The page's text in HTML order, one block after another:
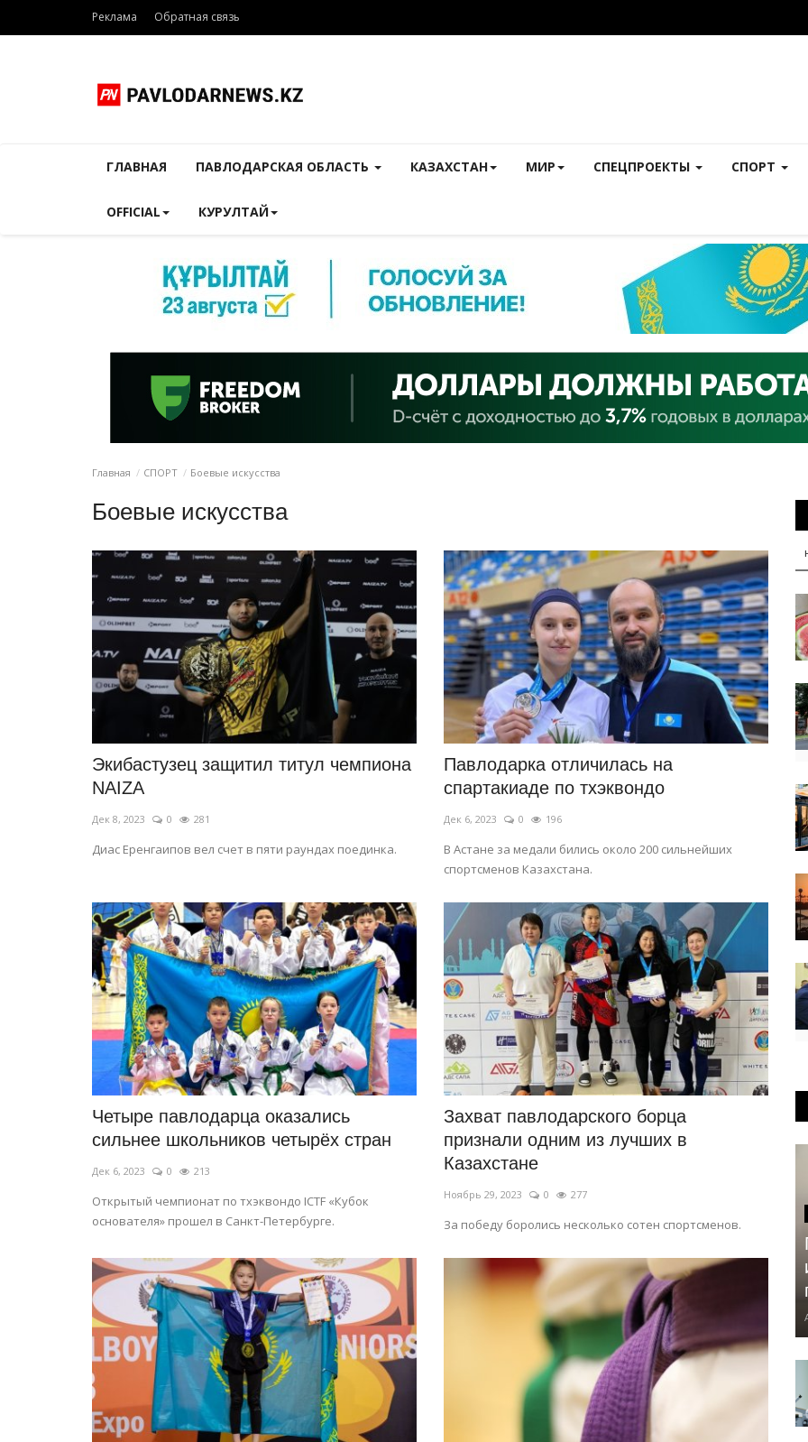
Реклама Обратная связь
ГЛАВНАЯ ПАВЛОДАРСКАЯ ОБЛАСТЬ КАЗАХСТАН МИР СПЕЦПРОЕКТЫ СПОРТ
OFFICIAL КУРУЛТАЙ
Главная СПОРТ Боевые искусства
Боевые искусства
Экибастузец защитил титул чемпиона
NAIZA
Дек 8, 2023 0 281
Диас Еренгаипов вел счет в пяти раундах поединка.
Павлодарка отличилась на
спартакиаде по тхэквондо
Дек 6, 2023 0 196
В Астане за медали бились около 200 сильнейших
спортсменов Казахстана.
Четыре павлодарца оказались
сильнее школьников четырёх стран
Дек 6, 2023 0 213
Открытый чемпионат по тхэквондо ICTF «Кубок
основателя» прошел в Санкт-Петербурге.
Захват павлодарского борца
признали одним из лучших в
Казахстане
Ноябрь 29, 2023 0 277
За победу боролись несколько сотен спортсменов.